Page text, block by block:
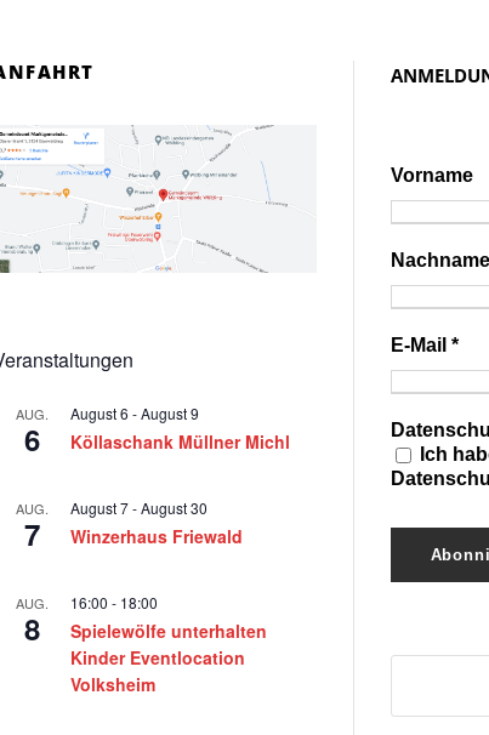
AUG.
6
August 6 -August 9
Köllaschank Müllner Michl
AUG.
7
August 7-August 30
Winzerhaus Friewald
AUG.
8
16:00 - 18:00
Spielewölfe unterhalten
Kinder Eventlocation
Volksheim
Vorname
Nachname
E-Mail *
Ich